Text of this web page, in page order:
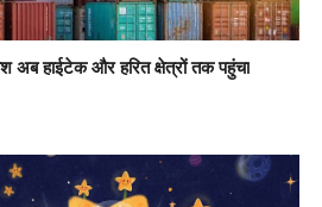
अब हाईटेक और हरित क्षेत्रों तक पहुंचा